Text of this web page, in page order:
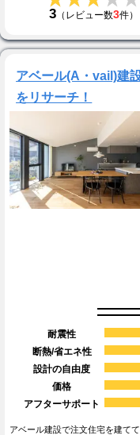
3（レビュー数3件）
アベール(A・vail)建
をリサーチ！
耐震性
断熱/省エネ性
設計の自由度
価格
アフターサポート
アベール建設で注文住宅を建て